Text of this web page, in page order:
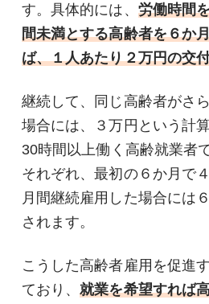
す。具体的には、 労働時間
間未満とする高齢者を６か
ば、１人あたり２万円の交
継続して、同じ高齢者がさ
場合には、３万円という計
30時間以上働く高齢就業者
それぞれ、最初の６か月で
月間継続雇用した場合には
されます。
こうした高齢者雇用を促進
ており、就業を希望すれば